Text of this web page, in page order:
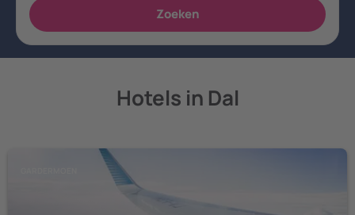
Hotels in Dal